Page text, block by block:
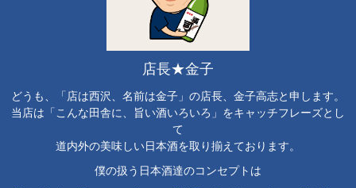
店長★金子
どうも、「店は西沢、名前は金子」の店長、金子高志と申します。
当店は「こんな田舎に、旨い酒いろいろ」をキャッチフレーズとし
て
道内外の美味しい日本酒を取り揃えております。
僕の扱う日本酒達のコンセプトは